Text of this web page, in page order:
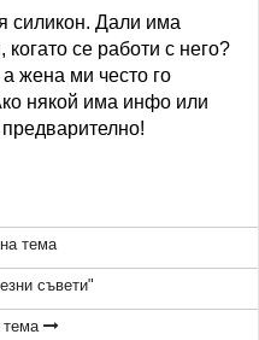
силикон. Дали има
се работи с него?
жена ми често го
някой има инфо или
тема
съвети"